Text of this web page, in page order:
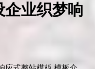
企业织梦响